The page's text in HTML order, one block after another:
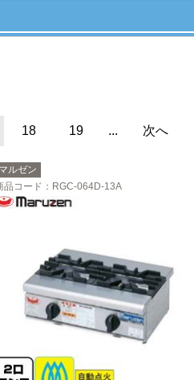
18 19 ... 次へ
マルゼン
品コード ：RGC-064D-13A